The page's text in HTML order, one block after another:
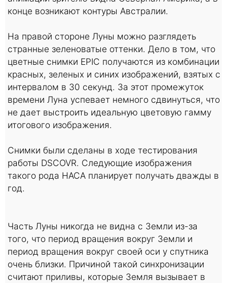
конце возникают контуры Австралии.
На правой стороне Луны можно разглядеть
странные зеленоватые оттенки. Дело в том, что
цветные снимки EPIC получаются из комбинации
красных, зеленых и синих изображений, взятых с
интервалом в 30 секунд. За этот промежуток
времени Луна успевает немного сдвинуться, что
не дает выстроить идеальную цветовую гамму
итогового изображения.
Снимки были сделаны в ходе тестирования
работы DSCOVR. Следующие изображения
такого рода НАСА планирует получать дважды в
год.
Часть Луны никогда не видна с Земли из-за
того, что период вращения вокруг Земли и
период вращения вокруг своей оси у спутника
очень близки. Причиной такой синхронизации
считают приливы, которые Земля вызывает в